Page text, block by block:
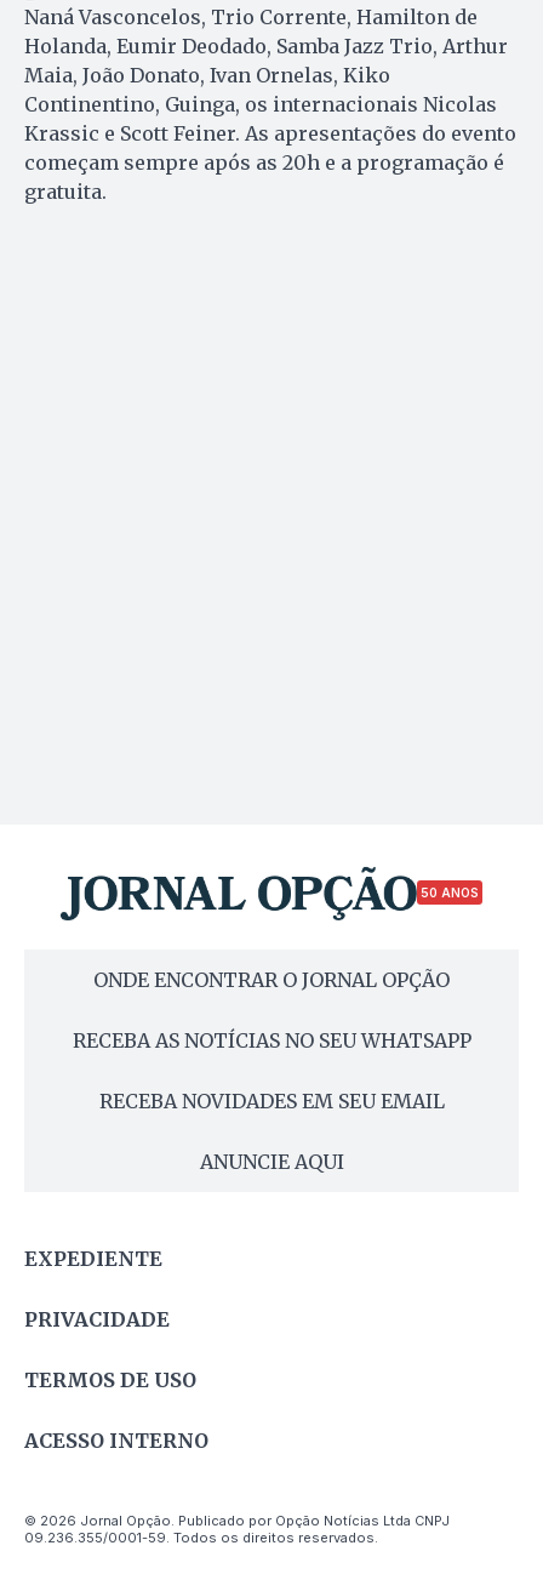
Naná Vasconcelos, Trio Corrente, Hamilton de
Holanda, Eumir Deodado, Samba Jazz Trio, Arthur
Maia, João Donato, Ivan Ornelas, Kiko
Continentino, Guinga, os internacionais Nicolas
Krassic e Scott Feiner. As apresentações do evento
começam sempre após as 20h e a programação é
gratuita.
50 ANOS
ONDE ENCONTRAR O JORNAL OPÇÃO
RECEBA AS NOTÍCIAS NO SEU WHATSAPP
RECEBA NOVIDADES EM SEU EMAIL
ANUNCIE AQUI
EXPEDIENTE
PRIVACIDADE
TERMOS DE USO
ACESSO INTERNO
© 2026 Jornal Opção. Publicado por Opção Notícias Ltda CNPJ
09.236.355/0001-59. Todos os direitos reservados.